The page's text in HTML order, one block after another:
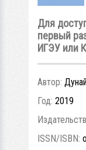
Для
первый
ИГЭУ или
Автор:
Год: 2019
ISSN/ISBN: